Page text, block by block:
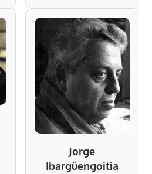
Jorge
Ibargüengoitia